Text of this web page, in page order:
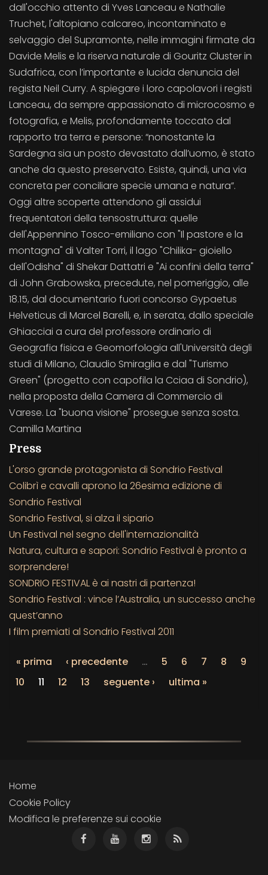
dall'occhio attento di Yves Lanceau e Nathalie
Truchet, l'altopiano calcareo, incontaminato e
selvaggio del Supramonte, nelle immagini firmate da
Davide Melis e la riserva naturale di Gouritz Cluster in
Sudafrica, con l’importante e lucida denuncia del
regista Neil Curry. A spiegare i loro capolavori i registi
Lanceau, da sempre appassionato di microcosmo e
fotografia, e Melis, profondamente toccato dal
rapporto tra terra e persone: “nonostante la
Sardegna sia un posto devastato dall’uomo, è stato
anche da questo preservato. Esiste, quindi, una via
concreta per conciliare specie umana e natura”.
Oggi altre scoperte attendono gli assidui
frequentatori della tensostruttura: quelle
dell'Appennino Tosco-emiliano con "Il pastore e la
montagna" di Valter Torri, il lago "Chilika- gioiello
dell'Odisha" di Shekar Dattatri e "Ai confini della terra"
di John Grabowska, precedute, nel pomeriggio, alle
18.15, dal documentario fuori concorso Gypaetus
Helveticus di Marcel Barelli, e, in serata, dallo speciale
Ghiacciai a cura del professore ordinario di
Geografia fisica e Geomorfologia all'Università degli
studi di Milano, Claudio Smiraglia e dal "Turismo
Green" (progetto con capofila la Cciaa di Sondrio),
nella proposta della Camera di Commercio di
Varese. La "buona visione" prosegue senza sosta.
Camilla Martina
Press
L'orso grande protagonista di Sondrio Festival
Colibrì e cavalli aprono la 26esima edizione di
Sondrio Festival
Sondrio Festival, si alza il sipario
Un Festival nel segno dell'internazionalità
Natura, cultura e sapori: Sondrio Festival è pronto a
sorprendere!
SONDRIO FESTIVAL è ai nastri di partenza!
Sondrio Festival : vince l’Australia, un successo anche
quest’anno
I film premiati al Sondrio Festival 2011
« prima ‹ precedente … 5 6 7 8
9
10
11 12 13 seguente › ultima »
Home
Cookie Policy
Modifica le preferenze sui cookie